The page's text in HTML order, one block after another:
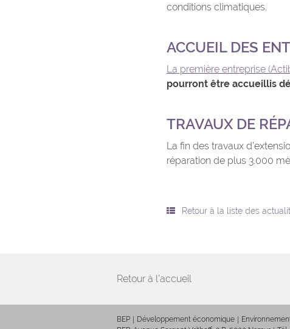
conditions climatiques.
ACCUEIL DES
La première entreprise
pourront être accueillis
TRAVAUX DE
La fin des travaux
réparation de plus 3.000
Retour à la liste des
Retour à l’accueil
BEP Développement économique